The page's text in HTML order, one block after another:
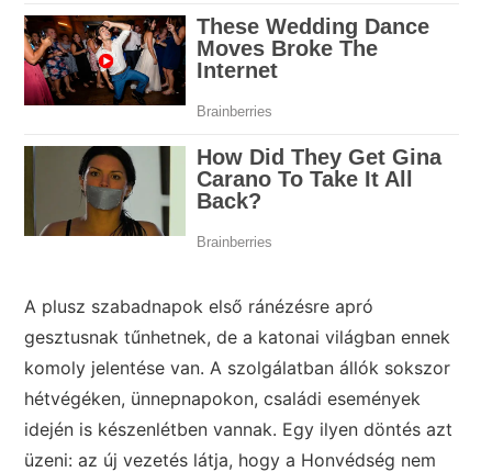
A plusz szabadnapok első ránézésre apró
gesztusnak tűnhetnek, de a katonai világban ennek
komoly jelentése van. A szolgálatban állók sokszor
hétvégéken, ünnepnapokon, családi események
idején is készenlétben vannak. Egy ilyen döntés azt
üzeni: az új vezetés látja, hogy a Honvédség nem